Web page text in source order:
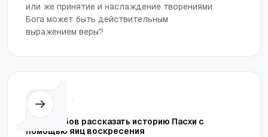
или же принятие и наслаждение творениями
Бога может быть действительным
выражением веры?
.
12 способов рассказать историю Пасхи с
помощью яиц воскресения